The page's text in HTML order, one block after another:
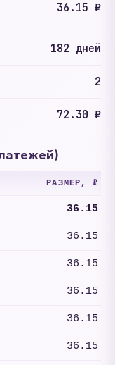
36.15 ₽
182 дней
2
72.30 ₽
РАЗМЕР, ₽
36.15
36.15
36.15
36.15
36.15
36.15